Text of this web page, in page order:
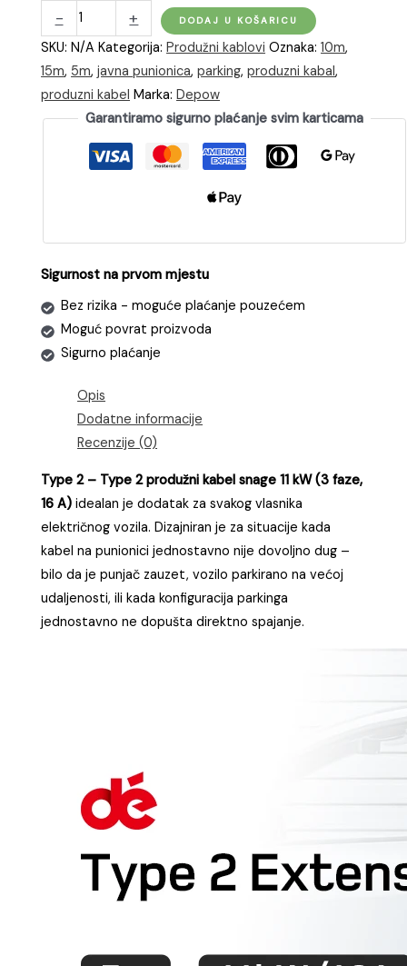
-
Produžni
kabel
za
električne
punionice
količina
+ DODAJ U KOŠARICU
SKU:N/A Kategorija:Produžni kablovi Oznaka:10m,
15m, 5m,javna punionica,parking,produzni kabal,
produzni kabel Marka:Depow
Garantiramo sigurno plaćanje svim karticama
Sigurnost na prvom mjestu
Bez rizika - moguće plaćanje pouzećem
Moguć povrat proizvoda
Sigurno plaćanje
Opis
Dodatne informacije
Recenzije (0)
Type 2 – Type 2 produžni kabel snage 11 kW (3 faze,
16 A) idealan je dodatak za svakog vlasnika
električnog vozila. Dizajniran je za situacije kada
kabel na punionici jednostavno nije dovoljno dug –
bilo da je punjač zauzet, vozilo parkirano na većoj
udaljenosti, ili kada konfiguracija parkinga
jednostavno ne dopušta direktno spajanje.